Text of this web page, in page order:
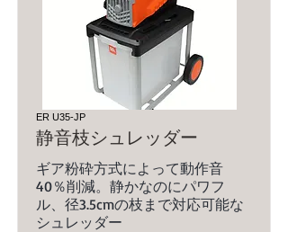
ER U35-JP
静音枝シュレッダー
ギア粉砕方式によって動作音
40％削減。静かなのにパワフ
ル、径3.5cmの枝まで対応可能な
シュレッダー